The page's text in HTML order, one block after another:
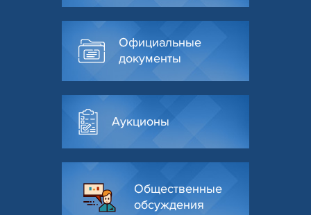
Официальные
документы
Аукционы
Общественные
обсуждения